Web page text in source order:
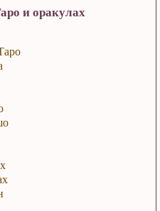
и оракулах